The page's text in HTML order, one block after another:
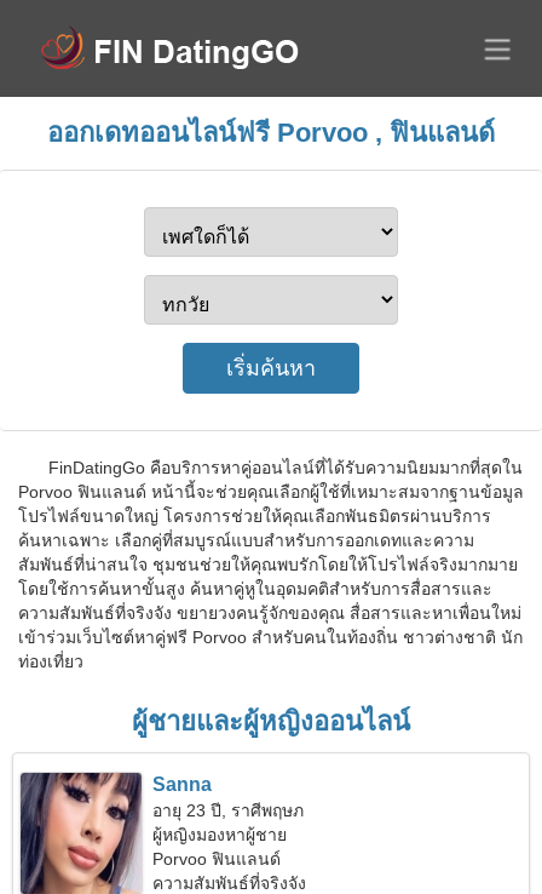
ออกเดทออนไลน์ฟรี Porvoo , ฟินแลนด์
FinDatingGo คือบริการหาคู่ออนไลน์ที่ได้รับความนิยมมากที่สุดใน
Porvoo ฟินแลนด์ หน้านี้จะช่วยคุณเลือกผู้ใช้ที่เหมาะสมจากฐานข้อมูล
โปรไฟล์ขนาดใหญ่ โครงการช่วยให้คุณเลือกพันธมิตรผ่านบริการ
ค้นหาเฉพาะ เลือกคู่ที่สมบูรณ์แบบสำหรับการออกเดทและความ
สัมพันธ์ที่น่าสนใจ ชุมชนช่วยให้คุณพบรักโดยให้โปรไฟล์จริงมากมาย
โดยใช้การค้นหาขั้นสูง ค้นหาคู่หูในอุดมคติสำหรับการสื่อสารและ
ความสัมพันธ์ที่จริงจัง ขยายวงคนรู้จักของคุณ สื่อสารและหาเพื่อนใหม่
เข้าร่วมเว็บไซต์หาคู่ฟรี Porvoo สำหรับคนในท้องถิ่น ชาวต่างชาติ นัก
ท่องเที่ยว
ผู้ชายและผู้หญิงออนไลน์
Sanna
อายุ 23 ปี, ราศีพฤษภ
ผู้หญิงมองหาผู้ชาย
Porvoo ฟินแลนด์
ความสัมพันธ์ที่จริงจัง